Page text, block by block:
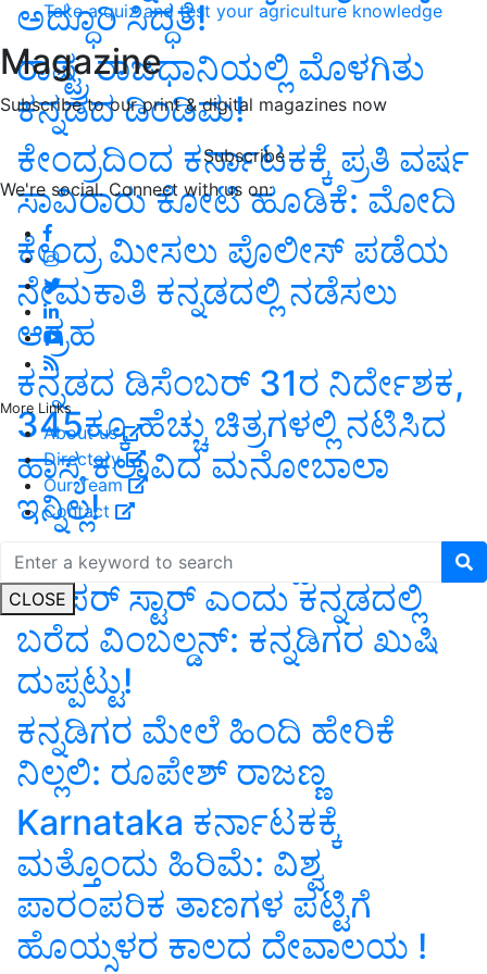
Take a quiz and test your agriculture knowledge
Magazine
Subscribe to our print & digital magazines now
Subscribe
We're social. Connect with us on:
More Links
About us
Directory
Our Team
Contact
CLOSE
ಅದ್ಧೂರಿ ಸಿದ್ಧತೆ!
ರಾಷ್ಟ್ರ ರಾಜಧಾನಿಯಲ್ಲಿ ಮೊಳಗಿತು
ಕನ್ನಡದ ಡಿಂಡಿಮ!
ಕೇಂದ್ರದಿಂದ ಕರ್ನಾಟಕಕ್ಕೆ ಪ್ರತಿ ವರ್ಷ
ಸಾವಿರಾರು ಕೋಟಿ ಹೂಡಿಕೆ: ಮೋದಿ
ಕೇಂದ್ರ ಮೀಸಲು ಪೊಲೀಸ್‌ ಪಡೆಯ
ನೇಮಕಾತಿ ಕನ್ನಡದಲ್ಲಿ ನಡೆಸಲು
ಆಗ್ರಹ
ಕನ್ನಡದ ಡಿಸೆಂಬರ್‌ 31ರ ನಿರ್ದೇಶಕ,
345ಕ್ಕೂ ಹೆಚ್ಚು ಚಿತ್ರಗಳಲ್ಲಿ ನಟಿಸಿದ
ಹಾಸ್ಯ ಕಲಾವಿದ ಮನೋಬಾಲಾ
ಇನ್ನಿಲ್ಲ!
Kannada “ಬೋಪಣ್ಣ” ಭಾರತದ
ಸೂಪರ್‌ ಸ್ಟಾರ್‌ ಎಂದು ಕನ್ನಡದಲ್ಲಿ
ಬರೆದ ವಿಂಬಲ್ಡನ್‌: ಕನ್ನಡಿಗರ ಖುಷಿ
ದುಪ್ಪಟ್ಟು!
ಕನ್ನಡಿಗರ ಮೇಲೆ ಹಿಂದಿ ಹೇರಿಕೆ
ನಿಲ್ಲಲಿ: ರೂಪೇಶ್ ರಾಜಣ್ಣ
Karnataka ಕರ್ನಾಟಕಕ್ಕೆ
ಮತ್ತೊಂದು ಹಿರಿಮೆ: ವಿಶ್ವ
ಪಾರಂಪರಿಕ ತಾಣಗಳ ಪಟ್ಟಿಗೆ
ಹೊಯ್ಸಳರ ಕಾಲದ ದೇವಾಲಯ !